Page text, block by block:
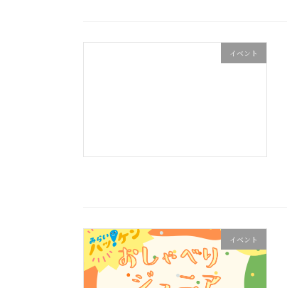
イベント
イベント